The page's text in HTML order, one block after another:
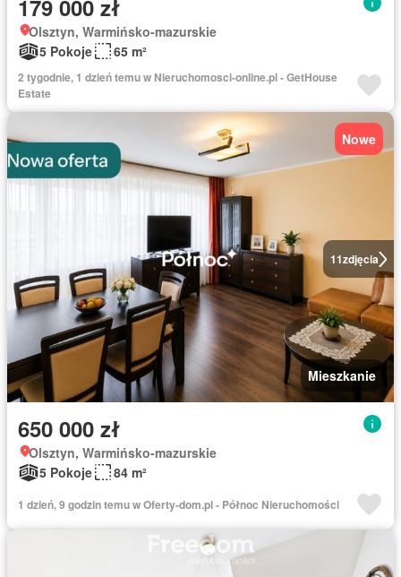
179 000 zł
Olsztyn, Warmińsko-mazurskie
5 Pokoje
65 m²
2 tygodnie, 1 dzień temu w Nieruchomosci-online.pl - GetHouse
Estate
11zdjęcia
Nowe
Mieszkanie
650 000 zł
Olsztyn, Warmińsko-mazurskie
5 Pokoje
84 m²
1 dzień, 9 godzin temu w Oferty-dom.pl - Północ Nieruchomości